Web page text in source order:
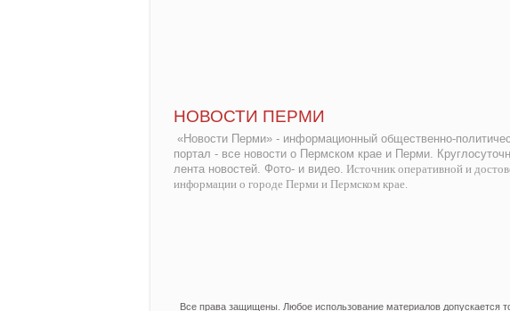
НОВОСТИ ПЕРМИ
«Новости Перми» - информационный общественно-
портал - все новости о Пермском крае и Перми.
лента новостей. Фото- и видео. Источник оперативной и
информации о городе Перми и Пермском крае.
Все права защищены. Любое использование материалов допускается